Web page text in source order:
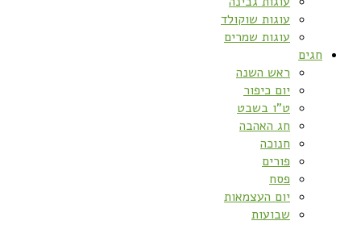
עוגות שוקולד
עוגות שמרים
חגים
ראש השנה
יום כיפור
ט”ו בשבט
חג האהבה
חנוכה
פורים
פסח
יום העצמאות
שבועות